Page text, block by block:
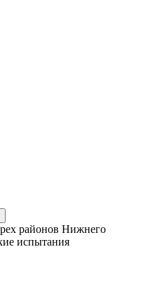
районов Нижнего
испытания